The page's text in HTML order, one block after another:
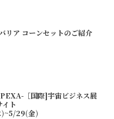
リア コーンセットのご紹介
［国際]宇宙ビジネス展
イト
29(金)